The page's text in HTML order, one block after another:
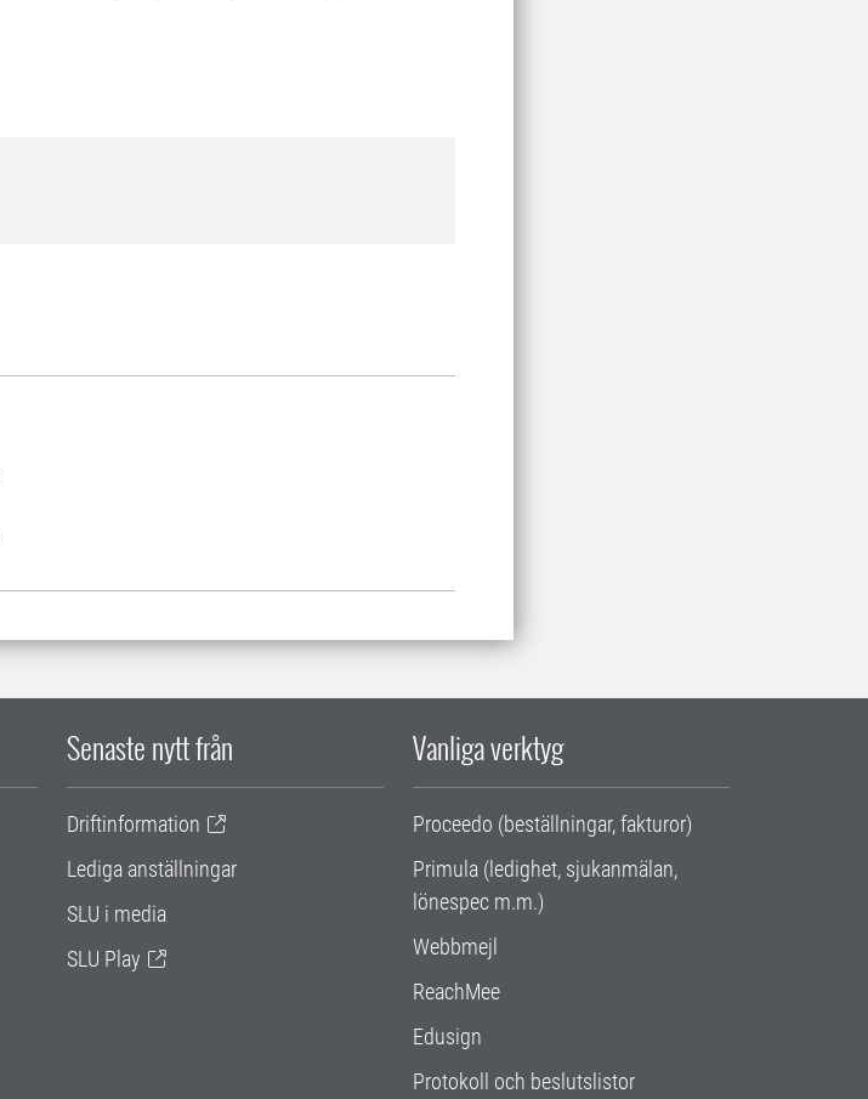
Senaste nytt från
Driftinformation
Lediga anställningar
SLU i media
SLU Play
Vanliga verktyg
Proceedo (beställningar, fakturor)
Primula (ledighet, sjukanmälan,
lönespec m.m.)
Webbmejl
ReachMee
Edusign
Protokoll och beslutslistor